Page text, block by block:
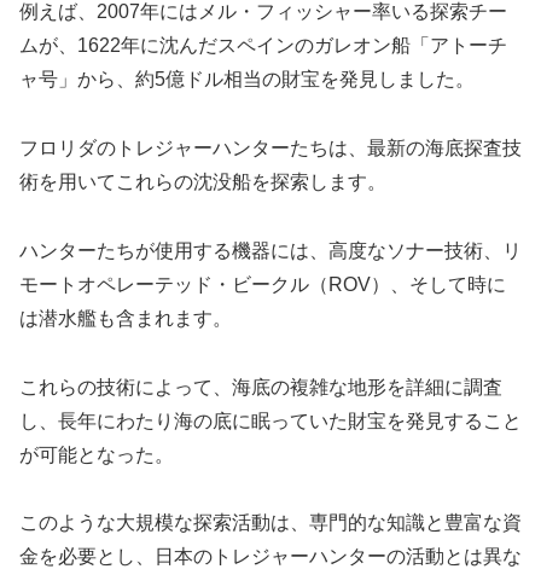
例えば、2007年にはメル・フィッシャー率いる探索チー
ムが、1622年に沈んだスペインのガレオン船「アトーチ
ャ号」から、約5億ドル相当の財宝を発見しました。
フロリダのトレジャーハンターたちは、最新の海底探査技
術を用いてこれらの沈没船を探索します。
ハンターたちが使用する機器には、高度なソナー技術、リ
モートオペレーテッド・ビークル（ROV）、そして時に
は潜水艦も含まれます。
これらの技術によって、海底の複雑な地形を詳細に調査
し、長年にわたり海の底に眠っていた財宝を発見すること
が可能となった。
このような大規模な探索活動は、専門的な知識と豊富な資
金を必要とし、日本のトレジャーハンターの活動とは異な